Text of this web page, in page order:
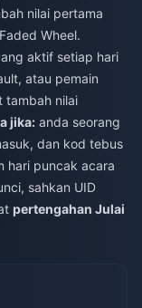
nilai pertama
Wheel.
aktif setiap hari
atau pemain
tambah nilai
jika: anda seorang
dan kod tebus
hari puncak acara
sahkan UID
pertengahan Julai